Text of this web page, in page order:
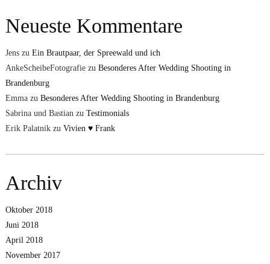
Neueste Kommentare
Jenszu Ein Brautpaar, der Spreewald und ich
AnkeScheibeFotografiezu Besonderes After Wedding Shooting in
Brandenburg
Emmazu Besonderes After Wedding Shooting in Brandenburg
Sabrina und Bastian zu Testimonials
Erik Palatnikzu Vivien ♥ Frank
Archiv
Oktober 2018
Juni 2018
April 2018
November 2017